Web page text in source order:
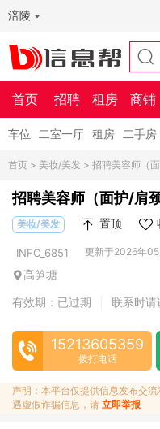
涪陵
首页 招聘 租房 商铺
车位 二室一厅 租房 二手房
首页 > 美妆/美发 > 招聘美容师（
招聘美容师（面护/肩颈
美妆/美发 置顶
INFO_6851 更新于2026年
高笋塘
有效期：已过期
联系时请
15213605359
拨打电话
声明：本平台仅提供信息发布交
遇虚假诈骗信息，请 立即举报